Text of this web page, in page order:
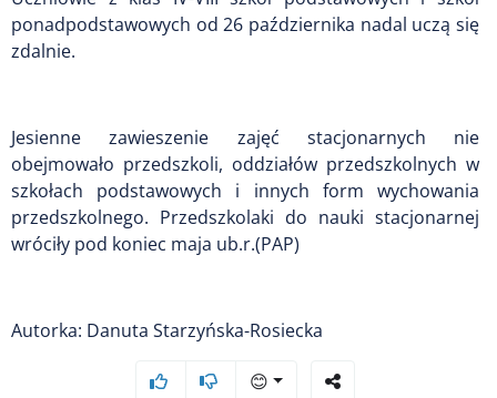
ponadpodstawowych od 26 października nadal uczą się
zdalnie.
Jesienne zawieszenie zajęć stacjonarnych nie
obejmowało przedszkoli, oddziałów przedszkolnych w
szkołach podstawowych i innych form wychowania
przedszkolnego. Przedszkolaki do nauki stacjonarnej
wróciły pod koniec maja ub.r.(PAP)
Autorka: Danuta Starzyńska-Rosiecka
😊